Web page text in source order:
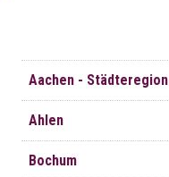
Navigation
überspringen
Aachen - Städteregion
Ahlen
Bochum